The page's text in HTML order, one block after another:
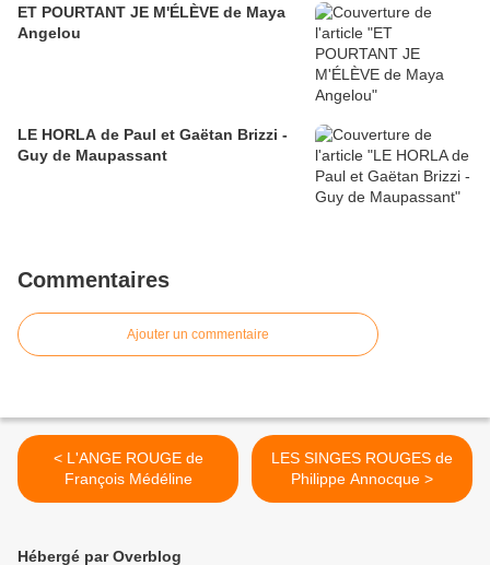
ET POURTANT JE M'ÉLÈVE de Maya
Angelou
LE HORLA de Paul et Gaëtan Brizzi -
Guy de Maupassant
Commentaires
Ajouter un commentaire
< L'ANGE ROUGE de
François Médéline
LES SINGES ROUGES de
Philippe Annocque >
Hébergé par Overblog